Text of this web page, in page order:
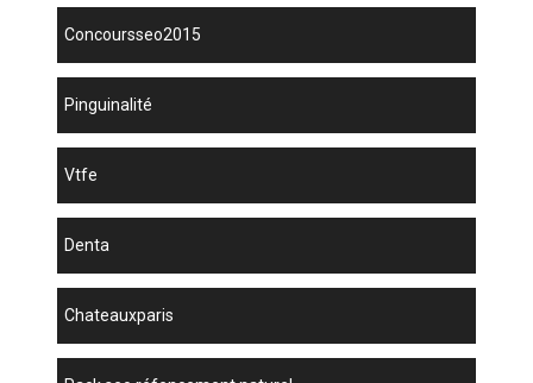
concoursseo2015
Pinguinalité
vtfe
denta
chateauxparis